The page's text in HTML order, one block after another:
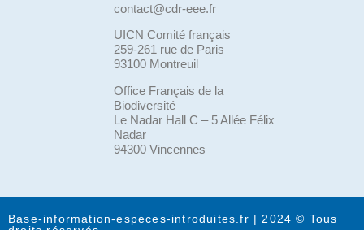
contact@cdr-eee.fr
UICN Comité français
259-261 rue de Paris
93100 Montreuil
Office Français de la
Biodiversité
Le Nadar Hall C – 5 Allée Félix
Nadar
94300 Vincennes
Base-information-especes-introduites.fr | 2024 © Tous